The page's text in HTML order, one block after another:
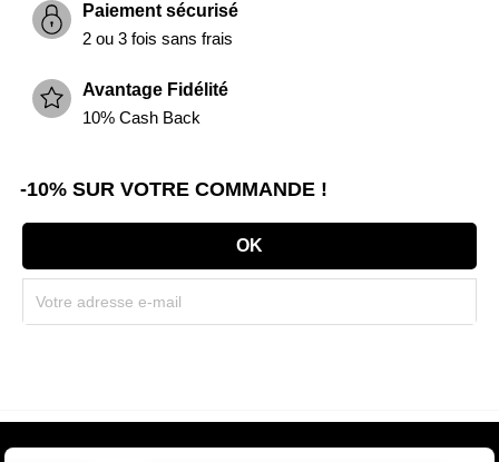
Paiement sécurisé
2 ou 3 fois sans frais
Avantage Fidélité
10% Cash Back
-10% SUR VOTRE COMMANDE !